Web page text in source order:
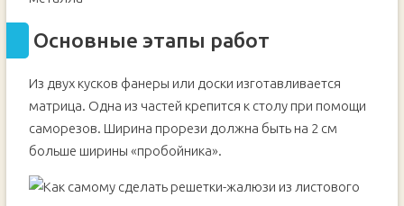
Основные этапы работ
Из двух кусков фанеры или доски изготавливается
матрица. Одна из частей крепится к столу при помощи
саморезов. Ширина прорези должна быть на 2 см
больше ширины «пробойника».